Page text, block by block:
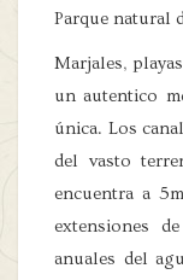
Parque natural
Marjales,
un autentico
única. Los
del vasto
encuentra a
extensiones
anuales del